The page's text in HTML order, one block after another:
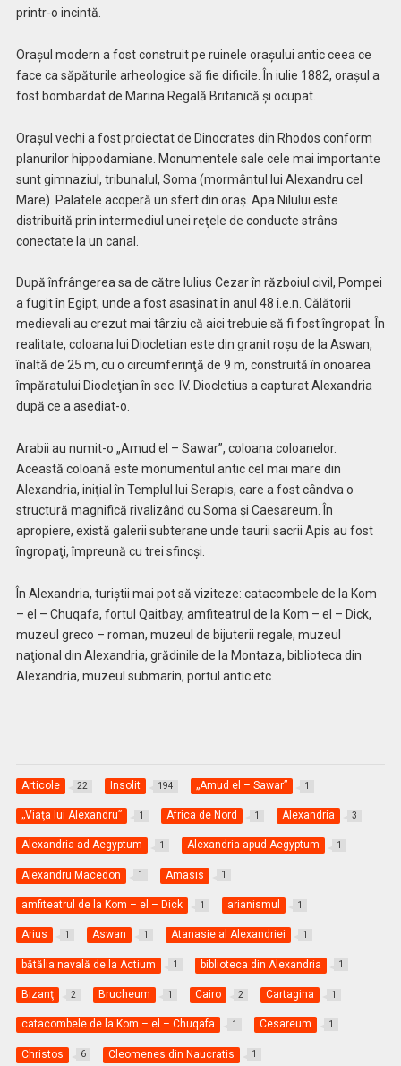
printr-o incintă.
Oraşul modern a fost construit pe ruinele oraşului antic ceea ce
face ca săpăturile arheologice să fie dificile. În iulie 1882, oraşul a
fost bombardat de Marina Regală Britanică şi ocupat.
Oraşul vechi a fost proiectat de Dinocrates din Rhodos conform
planurilor hippodamiane. Monumentele sale cele mai importante
sunt gimnaziul, tribunalul, Soma (mormântul lui Alexandru cel
Mare). Palatele acoperă un sfert din oraş. Apa Nilului este
distribuită prin intermediul unei reţele de conducte strâns
conectate la un canal.
După înfrângerea sa de către Iulius Cezar în războiul civil, Pompei
a fugit în Egipt, unde a fost asasinat în anul 48 î.e.n. Călătorii
medievali au crezut mai târziu că aici trebuie să fi fost îngropat. În
realitate, coloana lui Diocletian este din granit roşu de la Aswan,
înaltă de 25 m, cu o circumferinţă de 9 m, construită în onoarea
împăratului Diocleţian în sec. IV. Diocletius a capturat Alexandria
după ce a asediat-o.
Arabii au numit-o „Amud el – Sawar”, coloana coloanelor.
Această coloană este monumentul antic cel mai mare din
Alexandria, iniţial în Templul lui Serapis, care a fost cândva o
structură magnifică rivalizând cu Soma şi Caesareum. În
apropiere, există galerii subterane unde taurii sacrii Apis au fost
îngropaţi, împreună cu trei sfincşi.
În Alexandria, turiştii mai pot să viziteze: catacombele de la Kom
– el – Chuqafa, fortul Qaitbay, amfiteatrul de la Kom – el – Dick,
muzeul greco – roman, muzeul de bijuterii regale, muzeul
naţional din Alexandria, grădinile de la Montaza, biblioteca din
Alexandria, muzeul submarin, portul antic etc.
Articole 22 Insolit 194 „Amud el – Sawar” 1
„Viaţa lui Alexandru” 1 Africa de Nord 1 Alexandria 3
Alexandria ad Aegyptum 1 Alexandria apud Aegyptum 1
Alexandru Macedon 1 Amasis 1
amfiteatrul de la Kom – el – Dick 1 arianismul 1
Arius 1 Aswan 1 Atanasie al Alexandriei 1
bătălia navală de la Actium 1 biblioteca din Alexandria 1
Bizanţ 2 Brucheum 1 Cairo 2 Cartagina 1
catacombele de la Kom – el – Chuqafa 1 Cesareum 1
Christos 6 Cleomenes din Naucratis 1